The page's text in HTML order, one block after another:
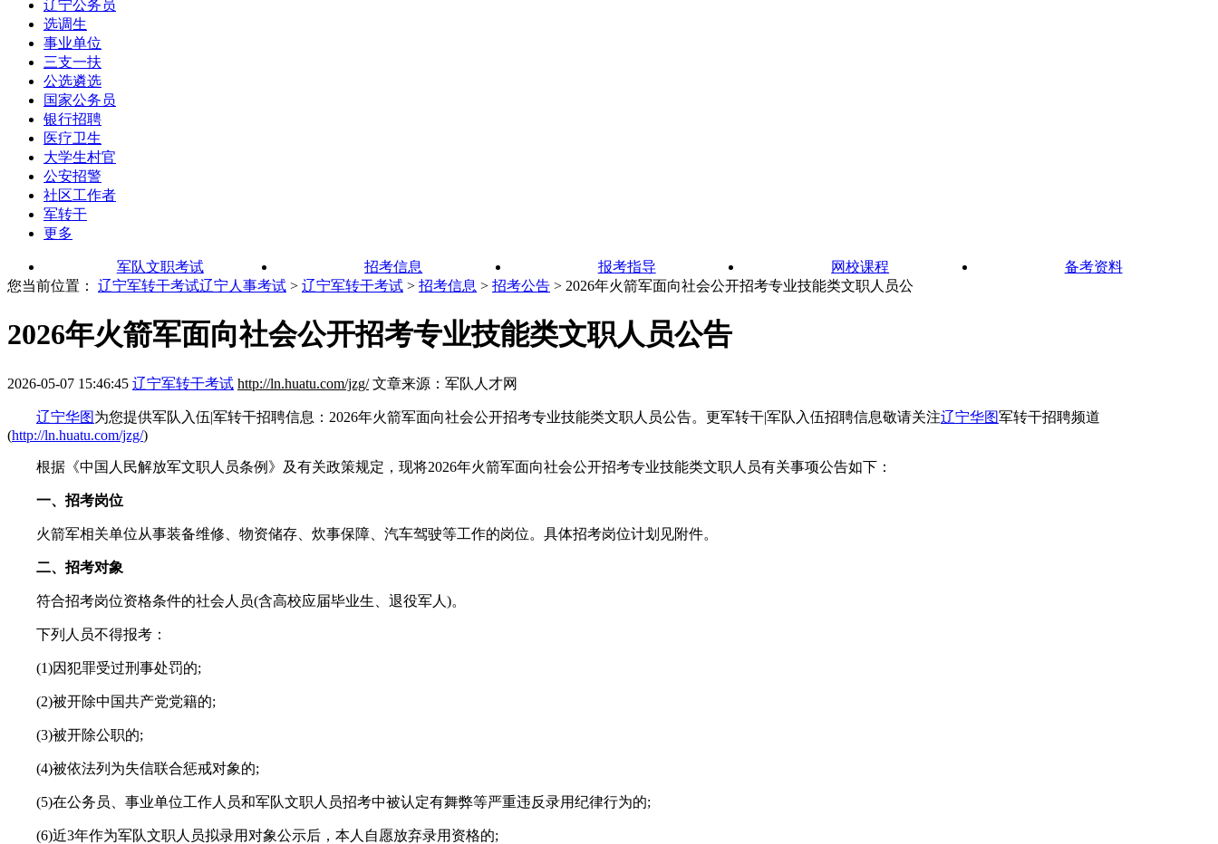
辽宁公务员
选调生
事业单位
三支一扶
公选遴选
国家公务员
银行招聘
医疗卫生
大学生村官
公安招警
社区工作者
军转干
更多
军队文职考试 招考信息 报考指导 网校课程
备考资料
您当前位置： 辽宁军转干考试辽宁人事考试 > 辽宁军转干考试 > 招考信息 > 招考公告 > 2026年火箭军面向社会公开招考专业技能类文职人员公
2026年火箭军面向社会公开招考专业技能类文职人员公告
2026-05-07 15:46:45 辽宁军转干考试 http://ln.huatu.com/jzg/ 文章来源：军队人才网
辽宁华图为您提供军队入伍|军转干招聘信息：2026年火箭军面向社会公开招考专业技能类文职人员公告。更军转干|军队入伍招聘信息敬请关注辽宁华图军转干招聘频道
(http://ln.huatu.com/jzg/)
根据《中国人民解放军文职人员条例》及有关政策规定，现将2026年火箭军面向社会公开招考专业技能类文职人员有关事项公告如下：
一、招考岗位
火箭军相关单位从事装备维修、物资储存、炊事保障、汽车驾驶等工作的岗位。具体招考岗位计划见附件。
二、招考对象
符合招考岗位资格条件的社会人员(含高校应届毕业生、退役军人)。
下列人员不得报考：
(1)因犯罪受过刑事处罚的;
(2)被开除中国共产党党籍的;
(3)被开除公职的;
(4)被依法列为失信联合惩戒对象的;
(5)在公务员、事业单位工作人员和军队文职人员招考中被认定有舞弊等严重违反录用纪律行为的;
(6)近3年作为军队文职人员拟录用对象公示后，本人自愿放弃录用资格的;